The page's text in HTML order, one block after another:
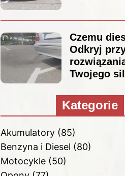
Czemu
Odkryj
Twojego
Kategorie
Akumulatory(85)
Benzyna i Diesel (80)
Motocykle(50)